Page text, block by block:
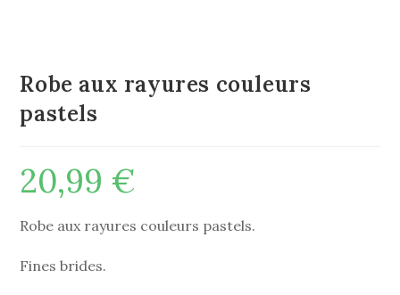
Robe aux rayures couleurs
pastels
20,99 €
Robe aux rayures couleurs pastels.
Fines brides.